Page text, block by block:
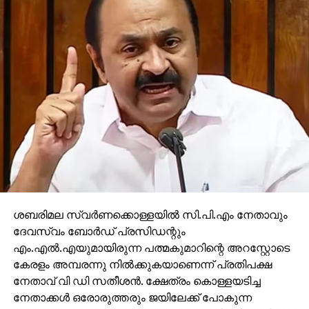
അനുവദിച്ച ഭൂമിയില്‍ ആവശ്യത്തിനല്ലാതെ
ഉപയോഗിക്കപ്പെടുന്ന ഭൂമി
തിരിച്ചെടുക്കണമെന്നാവശ്യപ്പെട്ട് വി.എസ്
അച്യുതാനന്ദന്‍ നല്‍കിയ കത്തില്‍ റിസര്‍ച്ച് സെന്റര്‍
ഇരിക്കുന്ന ഫ്‌ളാറ്റും പരാമര്‍ശിക്കുന്നുണ്ട്. സ്വകാര്യ
റിയല്‍ എസ്റ്റേറ്റ് കണ്‍സ്ട്രക്ഷന്‍ കമ്പനിയുമായി ചേര്‍ന്ന്
സ്ഥലത്ത് ഫ്‌ളാറ്റ് കെട്ടി വില്‍പ്പന നടത്തുന്നത്
നിയമപരമാണോയെന്ന് അന്വേഷിക്കണമെന്നാണ്
വി.എസ് റവന്യൂമന്ത്രിയോട് ആവശ്യപ്പെട്ടത്.
വി.എസിന്റെ കത്തിന്റെ അടിസ്ഥാനത്തില്‍ റവന്യൂ
മന്ത്രി അന്വേഷണവും പ്രഖ്യാപിച്ചു. ലോ അക്കാദമി
ഡയരക്ടറും ലക്ഷ്മിനായരുടെ പിതാവുമായ നാരായണന്‍
കോലിയക്കോട് കൃഷ്ണന്‍ നായര്‍. സംസ്ഥാന
നേതൃത്വവും കേന്ദ്ര കമ്മിറ്റിയും തമ്മിലുണ്ടാക്കിയ
ധാരണ പ്രകാരമാണ് വി.എസിനെ സംസ്ഥാന
സമിതിയില്‍ ക്ഷണിതാവാക്കാനും നടപടി താക്കീതില്‍
ഒതുക്കാനും തീരുമാനിച്ചത്. എന്നാല്‍ കോലിയക്കോട്
കൃഷ്ണന്‍ നായര്‍ സംസ്ഥാന സമിതിയില്‍
ശബരിമല സ്വര്‍ണക്കൊള്ളയില്‍ സി.പി.എം നേതാവും
ദേവസ്വം ബോര്‍ഡ് പ്രസിഡന്റും
എം.എല്‍.എയുമായിരുന്ന പത്മകുമാറിന്റെ അറസ്റ്റോടെ
കേരളം അമ്പരന്നു നില്‍ക്കുകയാണെന്ന് പ്രതിപക്ഷ
നേതാവ് വി ഡി സതീശന്‍. ക്ഷേത്രം കൊള്ളയടിച്ച
നേതാക്കള്‍ ഒരോരുത്തരും ജയിലേക്ക് പോകുന്ന